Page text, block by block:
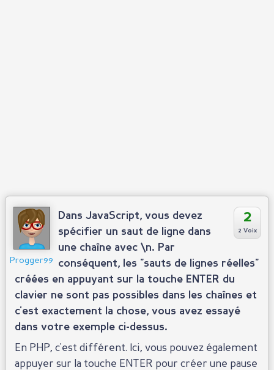
Progger99
2
2 Voix
Dans JavaScript, vous devez
spécifier un saut de ligne dans
une chaîne avec \n. Par
conséquent, les "sauts de lignes réelles"
créées en appuyant sur la touche ENTER du
clavier ne sont pas possibles dans les chaînes et
c'est exactement la chose, vous avez essayé
dans votre exemple ci-dessus.
En PHP, c'est différent. Ici, vous pouvez également
appuyer sur la touche ENTER pour créer une pause